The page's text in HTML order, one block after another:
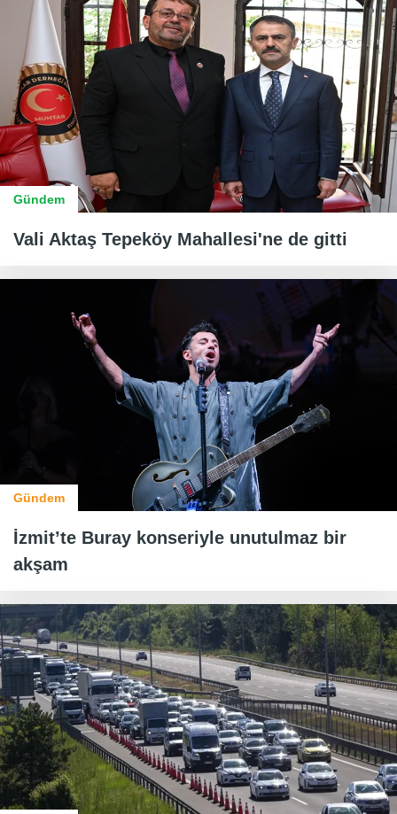
Gündem
Vali Aktaş Tepeköy Mahallesi'ne de gitti
Gündem
İzmit’te Buray konseriyle unutulmaz bir
akşam